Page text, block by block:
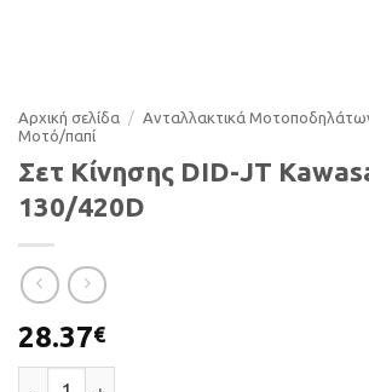
Αρχική σελίδα / Ανταλλακτικά
Μοτό/παπί
Σετ Κίνησης DID-JT
130/420D
28.37€